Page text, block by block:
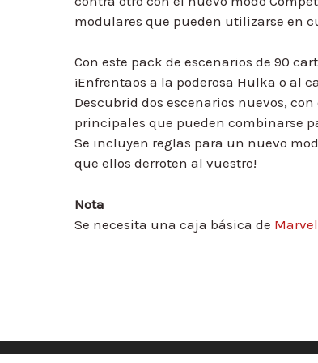
modulares que pueden utilizarse en
Con este pack de escenarios de 90
¡Enfrentaos a la poderosa Hulka o al
Descubrid dos escenarios nuevos,
principales que pueden combinarse
Se incluyen reglas para un nuevo
que ellos derroten al vuestro!
Nota
Se necesita una caja básica de